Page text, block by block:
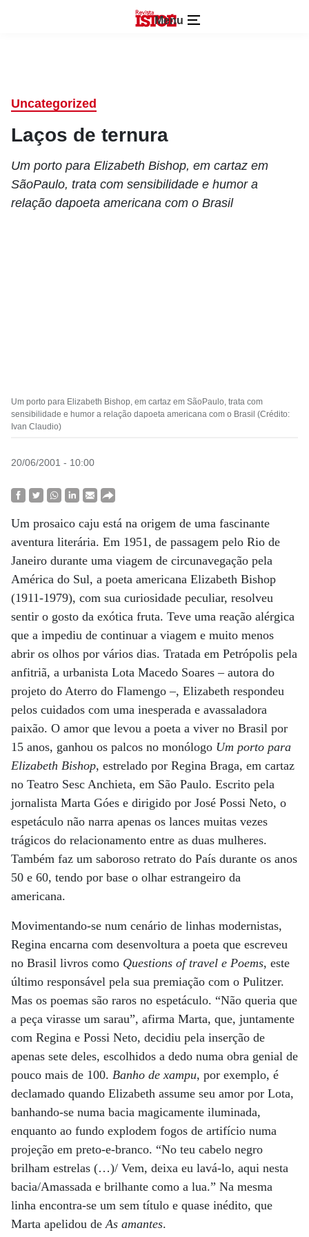
Menu
Uncategorized
Laços de ternura
Um porto para Elizabeth Bishop, em cartaz em
SãoPaulo, trata com sensibilidade e humor a
relação dapoeta americana com o Brasil
Um porto para Elizabeth Bishop, em cartaz em SãoPaulo, trata com
sensibilidade e humor a relação dapoeta americana com o Brasil (Crédito:
Ivan Claudio)
20/06/2001 - 10:00
Um prosaico caju está na origem de uma fascinante
aventura literária. Em 1951, de passagem pelo Rio de
Janeiro durante uma viagem de circunavegação pela
América do Sul, a poeta americana Elizabeth Bishop
(1911-1979), com sua curiosidade peculiar, resolveu
sentir o gosto da exótica fruta. Teve uma reação alérgica
que a impediu de continuar a viagem e muito menos
abrir os olhos por vários dias. Tratada em Petrópolis pela
anfitriã, a urbanista Lota Macedo Soares – autora do
projeto do Aterro do Flamengo –, Elizabeth respondeu
pelos cuidados com uma inesperada e avassaladora
paixão. O amor que levou a poeta a viver no Brasil por
15 anos, ganhou os palcos no monólogo Um porto para
Elizabeth Bishop, estrelado por Regina Braga, em cartaz
no Teatro Sesc Anchieta, em São Paulo. Escrito pela
jornalista Marta Góes e dirigido por José Possi Neto, o
espetáculo não narra apenas os lances muitas vezes
trágicos do relacionamento entre as duas mulheres.
Também faz um saboroso retrato do País durante os anos
50 e 60, tendo por base o olhar estrangeiro da
americana.
Movimentando-se num cenário de linhas modernistas,
Regina encarna com desenvoltura a poeta que escreveu
no Brasil livros como Questions of travel e Poems, este
último responsável pela sua premiação com o Pulitzer.
Mas os poemas são raros no espetáculo. “Não queria que
a peça virasse um sarau”, afirma Marta, que, juntamente
com Regina e Possi Neto, decidiu pela inserção de
apenas sete deles, escolhidos a dedo numa obra genial de
pouco mais de 100. Banho de xampu, por exemplo, é
declamado quando Elizabeth assume seu amor por Lota,
banhando-se numa bacia magicamente iluminada,
enquanto ao fundo explodem fogos de artifício numa
projeção em preto-e-branco. “No teu cabelo negro
brilham estrelas (…)/ Vem, deixa eu lavá-lo, aqui nesta
bacia/Amassada e brilhante como a lua.” Na mesma
linha encontra-se um sem título e quase inédito, que
Marta apelidou deAs amantes.